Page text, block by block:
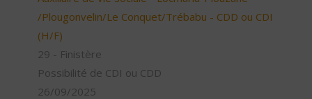
/Plougonvelin/Le Conquet/Trébabu - CDD ou CDI
(H/F)
29 - Finistère
Possibilité de CDI ou CDD
26/09/2025